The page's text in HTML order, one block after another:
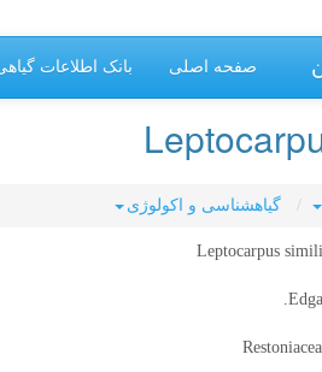
صفحه اصلی بانک اطلاعات
گیاهشناسی و اکولوژی
Leptocarpus